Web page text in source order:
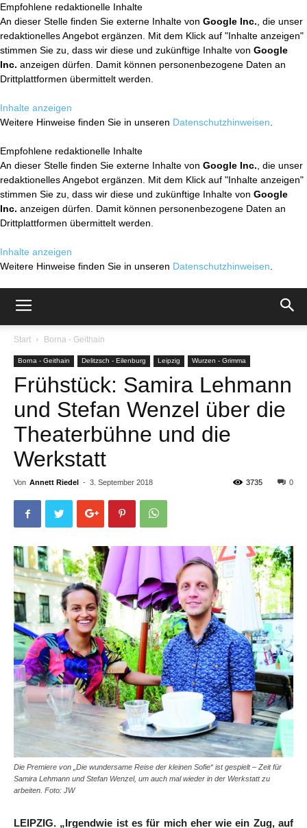
Empfohlene redaktionelle Inhalte
An dieser Stelle finden Sie externe Inhalte von Google Inc. , die unser
redaktionelles Angebot ergänzen. Mit dem Klick auf "Inhalte anzeigen"
stimmen Sie zu, dass wir diese und zukünftige Inhalte von Google
Inc. anzeigen dürfen. Damit können personenbezogene Daten an
Drittplattformen übermittelt werden.
Inhalte anzeigen
Weitere Hinweise finden Sie in unseren Datenschutzhinweisen
Empfohlene redaktionelle Inhalte
An dieser Stelle finden Sie externe Inhalte von Google Inc. , die unser
redaktionelles Angebot ergänzen. Mit dem Klick auf "Inhalte anzeigen"
stimmen Sie zu, dass wir diese und zukünftige Inhalte von Google
Inc. anzeigen dürfen. Damit können personenbezogene Daten an
Drittplattformen übermittelt werden.
Inhalte anzeigen
Weitere Hinweise finden Sie in unseren Datenschutzhinweisen
Start Borna - Geithain
Borna - Geithain Delitzsch - Eilenburg Leipzig Wurzen - Grimma
Frühstück: Samira Lehmann
und Stefan Wenzel über die
Theaterbühne und die
Werkstatt
Von Annett Riedel - 3. September 2018 0
3735
Die Premiere von „Die wundersame Reise der kleinen Sofie“ ist gespielt – Zeit für
Samira Lehmann und Stefan Wenzel, um auch mal wieder in der Werkstatt zu
arbeiten. Foto: JW
LEIPZIG. „Irgendwie ist es für mich eher wie ein Zug, auf